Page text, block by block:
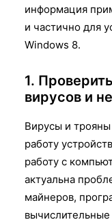
информация
и частично для
Windows 8.
1.
вирусов и
Вирусы и
работу
работу с
актуальна
майнеров,